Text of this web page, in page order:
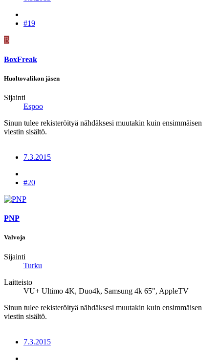
#19
B
BoxFreak
Huoltovalikon jäsen
Sijainti
Espoo
Sinun tulee rekisteröityä nähdäksesi muutakin kuin ensimmäisen
viestin sisältö.
7.3.2015
#20
PNP
Valvoja
Sijainti
Turku
Laitteisto
VU+ Ultimo 4K, Duo4k, Samsung 4k 65", AppleTV
Sinun tulee rekisteröityä nähdäksesi muutakin kuin ensimmäisen
viestin sisältö.
7.3.2015